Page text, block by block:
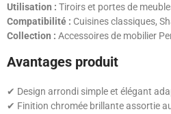
Utilisation : Tiroirs et portes de
Compatibilité : Cuisines classiques,
Collection : Accessoires de mobilier
Avantages produit
✔ Design arrondi simple et élégant
✔ Finition chromée brillante assortie